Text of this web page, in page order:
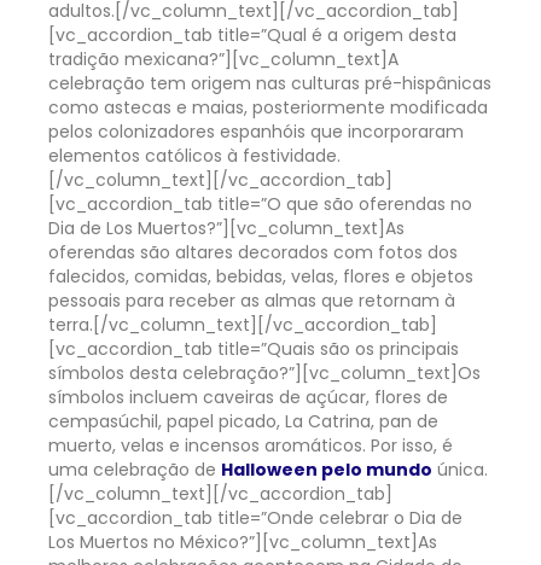
adultos. [/vc_column_text][/vc_accordion_tab]
[vc_accordion_tab title=”Qual é a origem desta
tradição mexicana?”][vc_column_text]A
celebração tem origem nas culturas pré-hispânicas
como astecas e maias, posteriormente modificada
pelos colonizadores espanhóis que incorporaram
elementos católicos à festividade.
[/vc_column_text][/vc_accordion_tab]
[vc_accordion_tab title=”O que são oferendas no
Dia de Los Muertos?”][vc_column_text]As
oferendas são altares decorados com fotos dos
falecidos, comidas, bebidas, velas, flores e objetos
pessoais para receber as almas que retornam à
terra. [/vc_column_text][/vc_accordion_tab]
[vc_accordion_tab title=”Quais são os principais
símbolos desta celebração?”][vc_column_text]Os
símbolos incluem caveiras de açúcar, flores de
cempasúchil, papel picado, La Catrina, pan de
muerto, velas e incensos aromáticos. Por isso, é
uma celebração de Halloween pelo mundo única.
[/vc_column_text][/vc_accordion_tab]
[vc_accordion_tab title=”Onde celebrar o Dia de
Los Muertos no México?”][vc_column_text]As